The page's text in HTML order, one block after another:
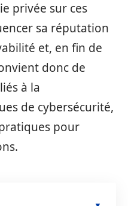
privée sur ces
sa réputation
et, en fin de
donc de
à la
de cybersécurité,
pour